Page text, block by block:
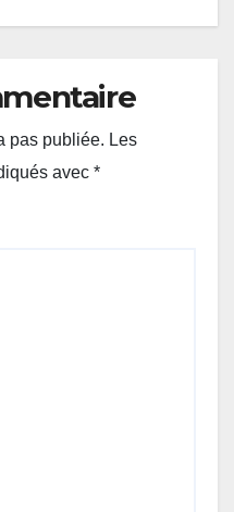
pas publiée. Les
avec *